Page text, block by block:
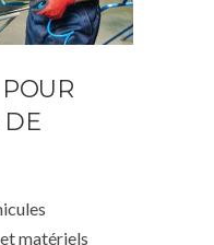
DE
matériels